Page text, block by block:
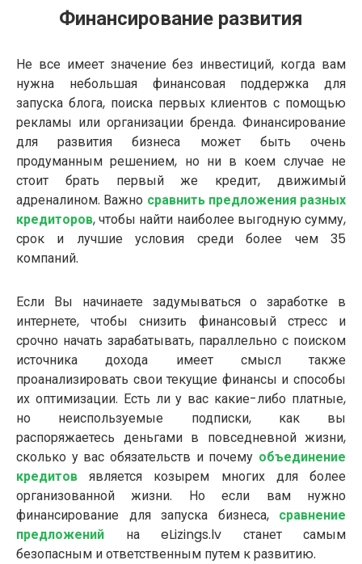
Финансирование развития
Не все имеет значение без инвестиций, когда вам
нужна небольшая финансовая поддержка для
запуска блога, поиска первых клиентов с помощью
рекламы или организации бренда. Финансирование
для развития бизнеса может быть очень
продуманным решением, но ни в коем случае не
стоит брать первый же кредит, движимый
адреналином. Важно сравнить предложения разных
кредиторов, чтобы найти наиболее выгодную сумму,
срок и лучшие условия среди более чем 35
компаний.
Если Вы начинаете задумываться о заработке в
интернете, чтобы снизить финансовый стресс и
срочно начать зарабатывать, параллельно с поиском
источника дохода имеет смысл также
проанализировать свои текущие финансы и способы
их оптимизации. Есть ли у вас какие-либо платные,
но неиспользуемые подписки, как вы
распоряжаетесь деньгами в повседневной жизни,
сколько у вас обязательств и почему объединение
кредитов является козырем многих для более
организованной жизни. Но если вам нужно
финансирование для запуска бизнеса, сравнение
предложений на eLizings.lv станет самым
безопасным и ответственным путем к развитию.